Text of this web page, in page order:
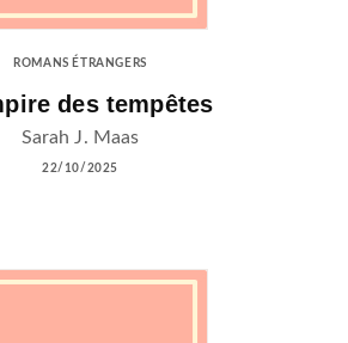
ROMANS ÉTRANGERS
des tempêtes
Sarah J. Maas
22/10/2025